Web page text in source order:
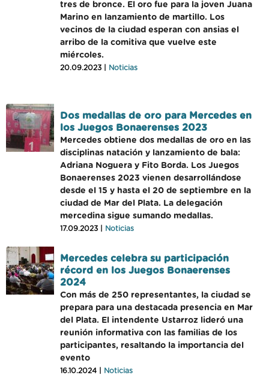
tres de bronce. El oro fue para la joven Juana
Marino en lanzamiento de martillo. Los
vecinos de la ciudad esperan con ansias el
arribo de la comitiva que vuelve este
miércoles.
20.09.2023 | Noticias
Dos medallas de oro para Mercedes en
los Juegos Bonaerenses 2023
Mercedes obtiene dos medallas de oro en las
disciplinas natación y lanzamiento de bala:
Adriana Noguera y Fito Borda. Los Juegos
Bonaerenses 2023 vienen desarrollándose
desde el 15 y hasta el 20 de septiembre en la
ciudad de Mar del Plata. La delegación
mercedina sigue sumando medallas.
17.09.2023 | Noticias
Mercedes celebra su participación
récord en los Juegos Bonaerenses
2024
Con más de 250 representantes, la ciudad se
prepara para una destacada presencia en Mar
del Plata. El intendente Ustarroz lideró una
reunión informativa con las familias de los
participantes, resaltando la importancia del
evento
16.10.2024 | Noticias